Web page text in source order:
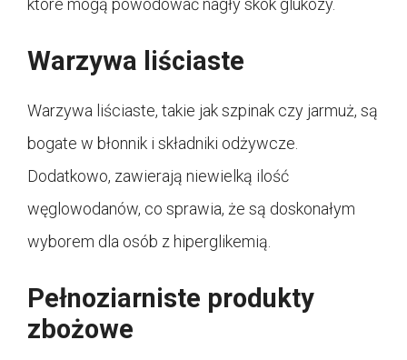
które mogą powodować nagły skok glukozy.
Warzywa liściaste
Warzywa liściaste, takie jak szpinak czy jarmuż, są
bogate w błonnik i składniki odżywcze.
Dodatkowo, zawierają niewielką ilość
węglowodanów, co sprawia, że są doskonałym
wyborem dla osób z hiperglikemią.
Pełnoziarniste produkty
zbożowe